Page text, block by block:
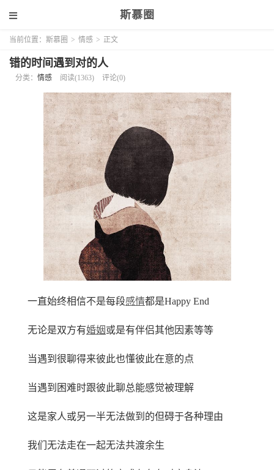
斯慕圈
当前位置： 斯慕圈 > 情感 > 正文
错的时间遇到对的人
分类： 情感 阅读(1363) 评论(0)
一直始终相信不是每段感情都是Happy End
无论是双方有婚姻或是有伴侣其他因素等等
当遇到很聊得来彼此也懂彼此在意的点
当遇到困难时跟彼此聊总能感觉被理解
这是家人或另一半无法做到的但碍于各种理由
我们无法走在一起无法共渡余生